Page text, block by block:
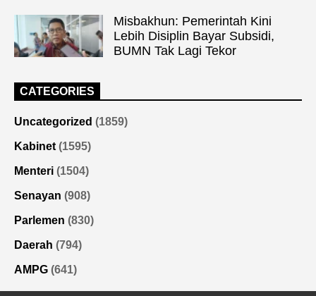
Misbakhun: Pemerintah Kini
Lebih Disiplin Bayar Subsidi,
BUMN Tak Lagi Tekor
CATEGORIES
Uncategorized (1859)
Kabinet (1595)
Menteri (1504)
Senayan (908)
Parlemen (830)
Daerah (794)
AMPG (641)